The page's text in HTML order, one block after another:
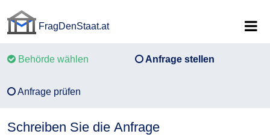
FragDenStaat.at
Behörde wählen Anfrage stellen
Anfrage prüfen
Schreiben Sie die Anfrage